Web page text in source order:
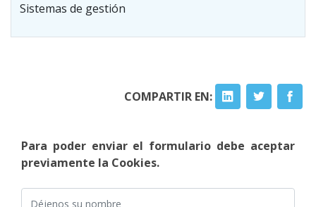
Sistemas de gestión
COMPARTIR EN:
Para poder enviar el formulario debe aceptar
previamente la Cookies.